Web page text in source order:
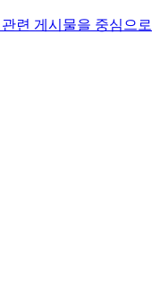
련 게시물을 중심으로